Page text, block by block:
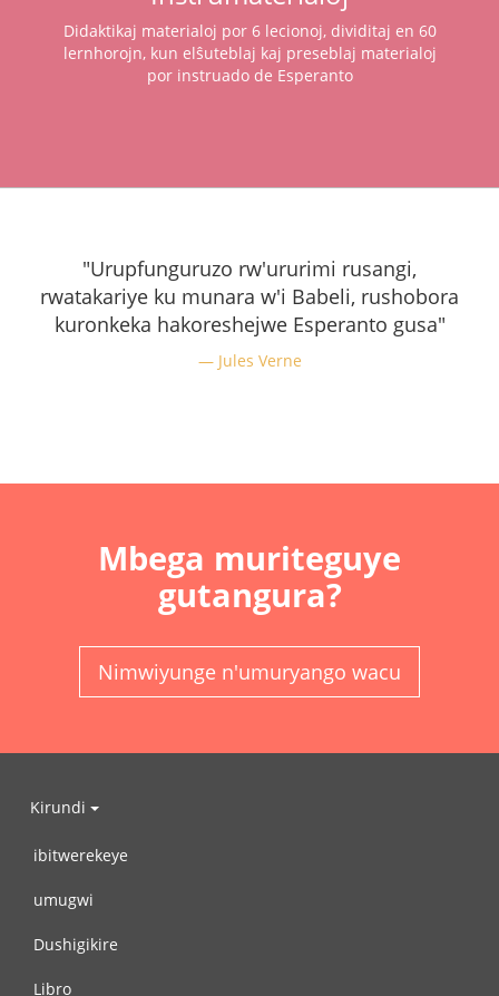
Didaktikaj materialoj por 6 lecionoj, dividitaj en 60
lernhorojn, kun elŝuteblaj kaj preseblaj materialoj
por instruado de Esperanto
"Urupfunguruzo rw'ururimi rusangi,
rwatakariye ku munara w'i Babeli, rushobora
kuronkeka hakoreshejwe Esperanto gusa"
Jules Verne
Mbega muriteguye
gutangura?
Nimwiyunge n'umuryango wacu
Kirundi
ibitwerekeye
umugwi
Dushigikire
Libro